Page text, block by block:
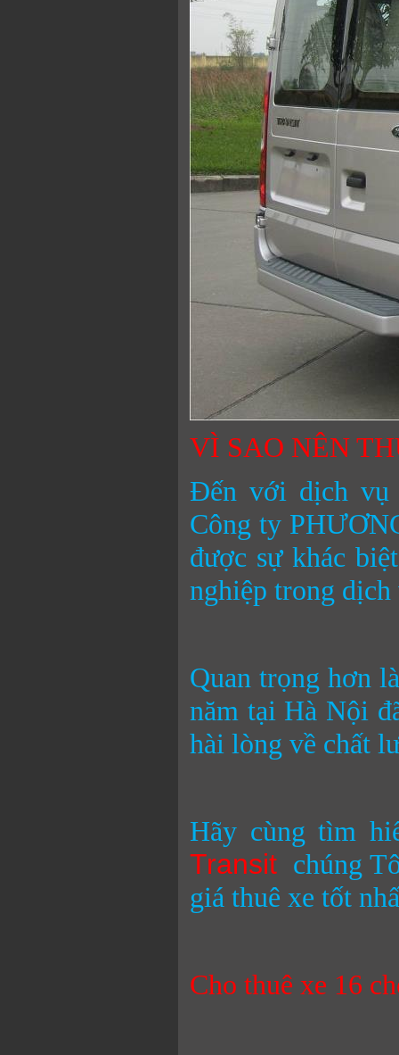
VÌ SAO NÊN
Đến với dịch
Công ty
được sự khác
nghiệp trong dịch
Quan trọng hơn
năm tại Hà Nội
hài lòng về chất
Hãy cùng tìm
Transit chúng
giá thuê xe tốt
Cho thuê xe 16